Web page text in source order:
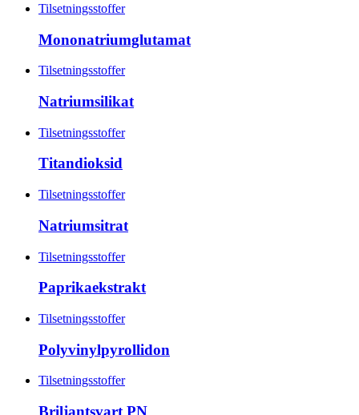
Tilsetningsstoffer
Mononatriumglutamat
Tilsetningsstoffer
Natriumsilikat
Tilsetningsstoffer
Titandioksid
Tilsetningsstoffer
Natriumsitrat
Tilsetningsstoffer
Paprikaekstrakt
Tilsetningsstoffer
Polyvinylpyrollidon
Tilsetningsstoffer
Briljantsvart PN